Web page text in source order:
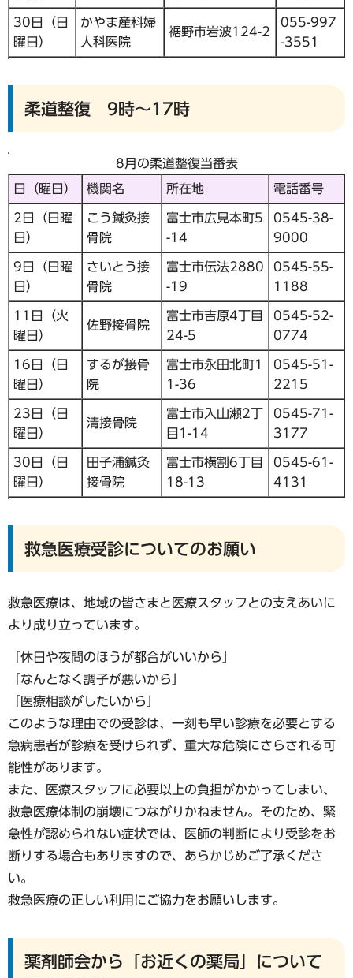
30日（日
曜日）
かやま産科婦
人科医院
裾野市岩波124-2
055-997
-3551
柔道整復 9時～17時
8月の柔道整復当番表
日（曜日）
機関名 所在地 電話番号
2日（日曜
日）
こう鍼灸接
骨院
富士市広見本町5
-14
0545-38-
9000
9日（日曜
日）
さいとう接
骨院
富士市伝法2880
-19
0545-55-
1188
11日（火
曜日）
佐野接骨院
富士市吉原4丁目
24-5
0545-52-
0774
16日（日
曜日）
するが接骨
院
富士市永田北町1
1-36
0545-51-
2215
23日（日
曜日）
清接骨院
富士市入山瀬2丁
目1-14
0545-71-
3177
30日（日
曜日）
田子浦鍼灸
接骨院
富士市横割6丁目
18-13
0545-61-
4131
救急医療受診についてのお願い
救急医療は、地域の皆さまと医療スタッフとの支えあいに
より成り立っています。
「休日や夜間のほうが都合がいいから」
「なんとなく調子が悪いから」
「医療相談がしたいから」
このような理由での受診は、一刻も早い診療を必要とする
急病患者が診療を受けられず、重大な危険にさらされる可
能性があります。
また、医療スタッフに必要以上の負担がかかってしまい、
救急医療体制の崩壊につながりかねません。そのため、緊
急性が認められない症状では、医師の判断により受診をお
断りする場合もありますので、あらかじめご了承くださ
い。
救急医療の正しい利用にご協力をお願いします。
薬剤師会から「お近くの薬局」について